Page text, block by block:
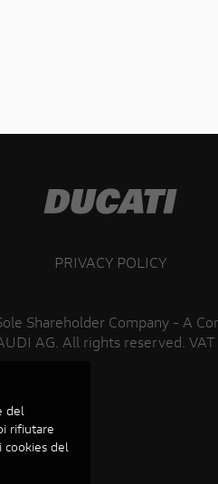
del
rifiutare
cookies del
PRIVACY POLICY
Shareholder Company - A
AG. All rights reserved. VAT